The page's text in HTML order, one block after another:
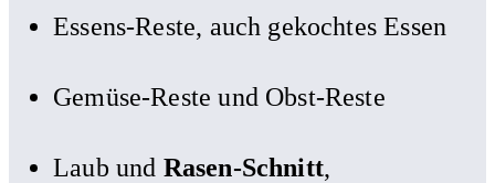
Essens-Reste, auch gekochtes Essen
Gemüse-Reste und Obst-Reste
Laub und Rasen-Schnitt,